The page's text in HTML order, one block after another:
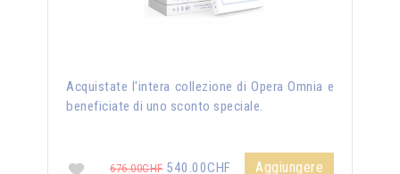
Acquistate l'intera collezione di Opera Omnia e
beneficiate di uno sconto speciale.
676.00CHF540.00CHF Aggiungere